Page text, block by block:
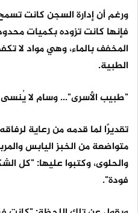
ورغم أن إدارة السجن كانت
فإنها كانت تزوده بكميات
المخفف بالماء، وهي مواد لا
الطبية.
"طبيب الأسرى"... وسام لا يُنسى
تقديرًا لما قدمه من رعاية
متواضعة من الخبز اليابس
والحلوى، وكتبوا عليها: "كل
فودة".